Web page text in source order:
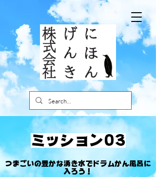
​ミッション03
つまごいの豊かな湧き水でドラムかん風呂に
入ろう！